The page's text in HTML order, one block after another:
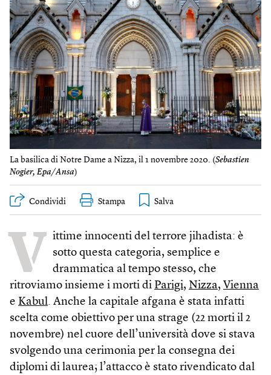
La basilica di Notre Dame a Nizza, il 1 novembre 2020. (Sebastien
Nogier, Epa/Ansa)
Condividi Stampa
V ittime innocenti del terrore jihadista: è
sotto questa categoria, semplice e
drammatica al tempo stesso, che
ritroviamo insieme i morti di Parigi, Nizza, Vienna
e Kabul. Anche la capitale afgana è stata infatti
scelta come obiettivo per una strage (22 morti il 2
novembre) nel cuore dell’università dove si stava
svolgendo una cerimonia per la consegna dei
diplomi di laurea; l’attacco è stato rivendicato dal